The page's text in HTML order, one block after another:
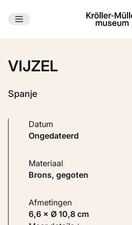
Ga naar hoofdinhoud
VIJZEL
Spanje
Datum
ongedateerd
Materiaal
Brons, gegoten
Afmetingen
6,6 × Ø 10,8 cm